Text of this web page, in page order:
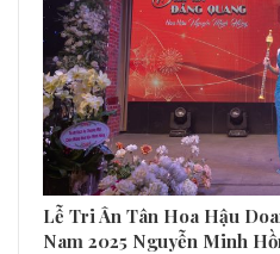
Lễ Tri Ân Tân Hoa Hậu
Nam 2025 Nguyễn Minh